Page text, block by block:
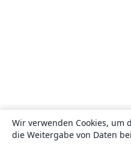
Wir verwenden Cookies,
die Weitergabe von Daten